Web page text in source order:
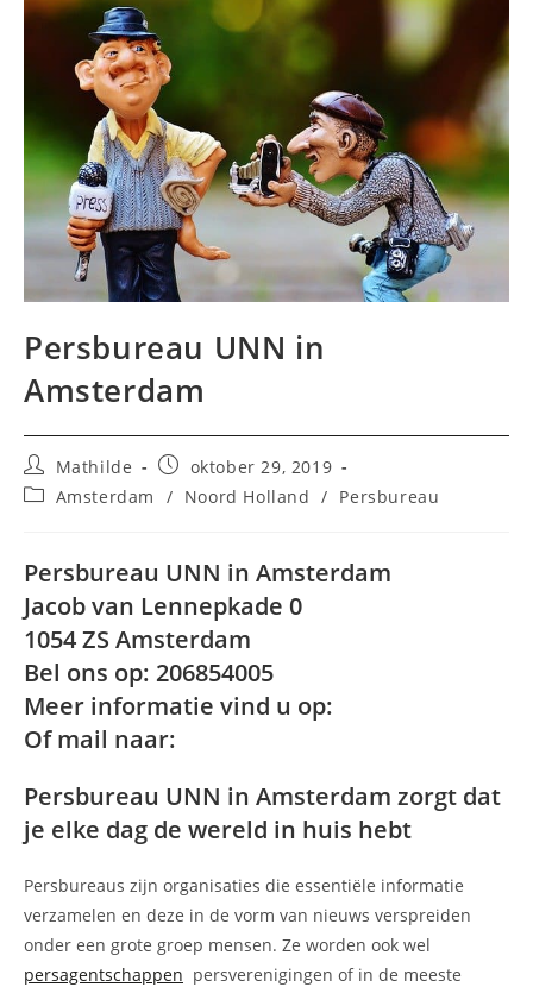
Persbureau UNN in
Amsterdam
Bericht
auteur:
Mathilde
Bericht
gepubliceerd
op:
oktober 29, 2019
Berichtcategorie:
Amsterdam / Noord Holland / Persbureau
Persbureau UNN in Amsterdam
Jacob van Lennepkade 0
1054 ZS Amsterdam
Bel ons op: 206854005
Meer informatie vind u op:
Of mail naar:
Persbureau UNN in Amsterdam zorgt dat
je elke dag de wereld in huis hebt
Persbureaus zijn organisaties die essentiële informatie
verzamelen en deze in de vorm van nieuws verspreiden
onder een grote groep mensen. Ze worden ook wel
persagentschappen persverenigingen of in de meeste